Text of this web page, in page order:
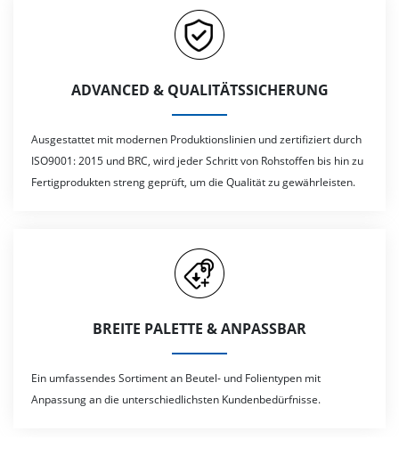
ADVANCED & QUALITÄTSSICHERUNG
Ausgestattet mit modernen Produktionslinien und zertifiziert durch
ISO9001: 2015 und BRC, wird jeder Schritt von Rohstoffen bis hin zu
Fertigprodukten streng geprüft, um die Qualität zu gewährleisten.
BREITE PALETTE & ANPASSBAR
Ein umfassendes Sortiment an Beutel- und Folientypen mit
Anpassung an die unterschiedlichsten Kundenbedürfnisse.